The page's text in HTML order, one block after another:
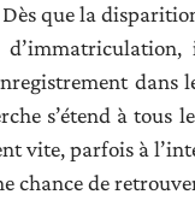
que la
dans
s’étend à tous
vite, parfois à
chance de